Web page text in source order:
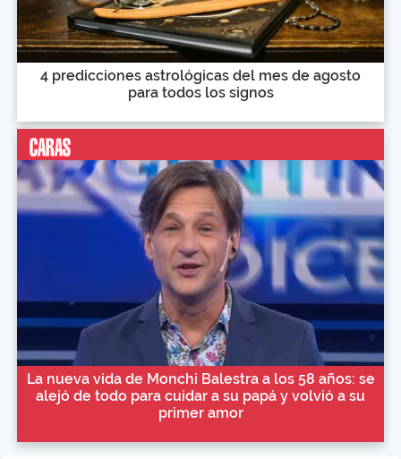
4 predicciones astrológicas del mes de agosto
para todos los signos
La nueva vida de Monchi Balestra a los 58 años: se
alejó de todo para cuidar a su papá y volvió a su
primer amor